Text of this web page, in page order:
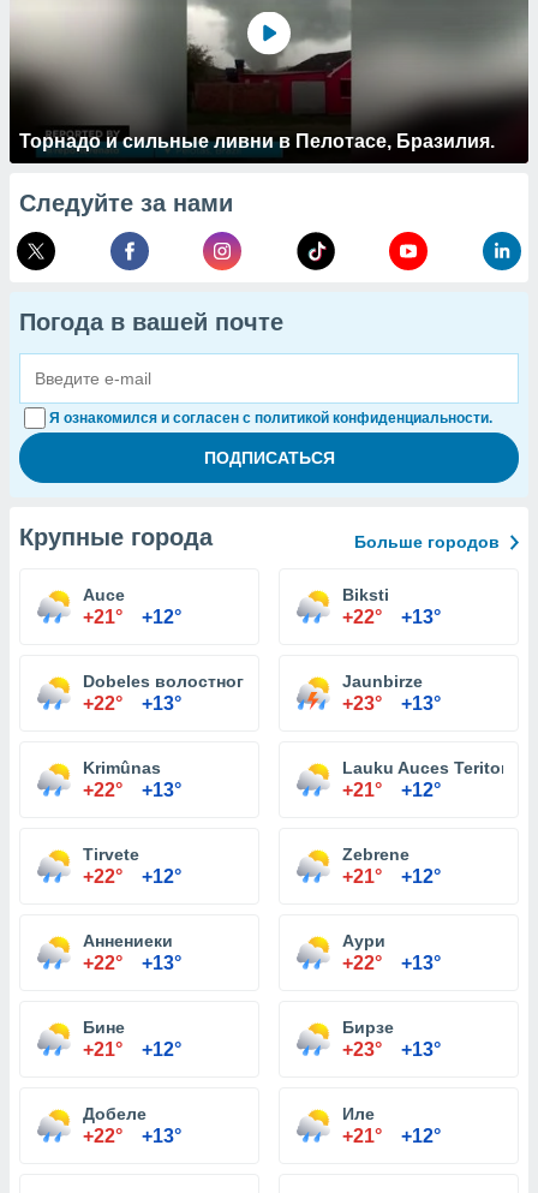
Торнадо и сильные ливни в Пелотасе, Бразилия.
Следуйте за нами
Погода в вашей почте
Я ознакомился и согласен с политикой конфиденциальности.
Крупные города Больше городов
Auce
+21° +12°
Biksti
+22° +13°
Dobeles волостного
+22° +13°
Jaunbirze
+23° +13°
Krimûnas
+22° +13°
Lauku Auces Teritorija
+21° +12°
Tirvete
+22° +12°
Zebrene
+21° +12°
Аннениеки
+22° +13°
Аури
+22° +13°
Бине
+21° +12°
Бирзе
+23° +13°
Добеле
+22° +13°
Иле
+21° +12°